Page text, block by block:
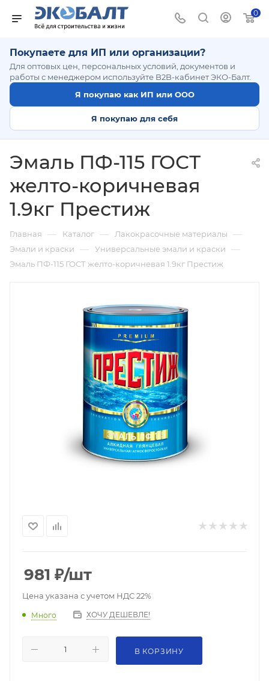
0
Покупаете для ИП или организации?
Для оптовых цен, персональных условий, документов и
работы с менеджером используйте B2B-кабинет ЭКО-Балт.
Я покупаю как ИП или ООО
Я покупаю для себя
Эмаль ПФ-115 ГОСТ
желто-коричневая
1.9кг Престиж
Главная — Каталог — Лакокрасочные материалы —
Эмали и краски — Универсальные эмали и краски —
Эмаль ПФ-115 ГОСТ желто-коричневая 1.9кг Престиж
981 ₽/шт
Цена указана с учетом НДС 22%
Много ХОЧУ ДЕШЕВЛЕ!
В КОРЗИНУ